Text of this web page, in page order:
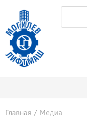
Главная / Медиа